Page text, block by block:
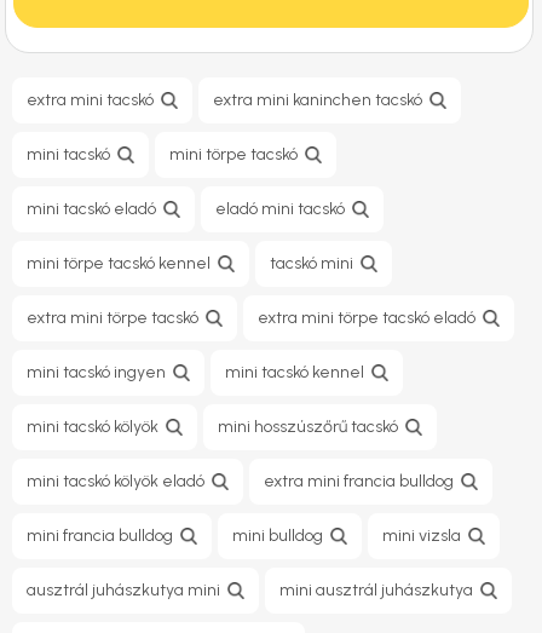
extra mini tacskó extra mini kaninchen tacskó
mini tacskó mini törpe tacskó
mini tacskó eladó eladó mini tacskó
mini törpe tacskó kennel tacskó mini
extra mini törpe tacskó extra mini törpe tacskó eladó
mini tacskó ingyen mini tacskó kennel
mini tacskó kölyök mini hosszúszőrű tacskó
mini tacskó kölyök eladó extra mini francia bulldog
mini francia bulldog mini bulldog mini vizsla
ausztrál juhászkutya mini mini ausztrál juhászkutya